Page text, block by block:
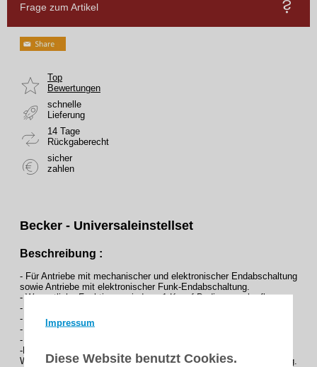
Impressum
Diese Website benutzt Cookies.
Frage zum Artikel
Top
Bewertungen
schnelle
Lieferung
14 Tage
Rückgaberecht
sicher
zahlen
Becker - Universaleinstellset
Beschreibung :
- Für Antriebe mit mechanischer und elektronischer Endabschaltung
sowie Antriebe mit elektronischer Funk-Endabschaltung.
- Wesentliche Funktionen sind per 1-Knopf-Bedienung abrufbar.
- Netz- und Motorzuleitung integriert.
- Stabiles Industriegehäuse mit Stoßkantenschutz.
- Externer Signalgeber anschließbar.
- Bedientasten hinterleuchtet.
-Motorzuleitung.
Weitere angaben entnehmen Sie bitte aus der Bedienungsanleitung.